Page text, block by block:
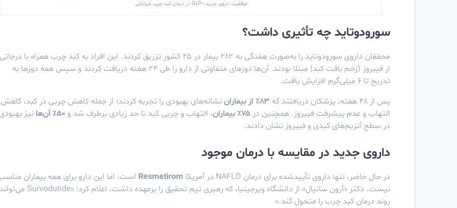
موفقیت داروی جدید GLP-1 در درمان کبد چرب غیرالکلی
سورودوتاید چه تأثیری داشت؟
محققان داروی سورودوتاید را به‌صورت هفتگی به ۲۸۲ بیمار در ۲۵ کشور تزریق کردند. این افراد به کبد چرب همراه با درجاتی
از فیبروز (زخم بافت کبد) مبتلا بودند. آن‌ها دوزهای متفاوتی از دارو را طی ۲۴ هفته دریافت کردند و سپس همه دوزها به
تدریج تا ۶ میلی‌گرم افزایش یافت.
پس از ۴۸ هفته، پزشکان دریافتند که
۸۳٪ از بیماران
نشانه‌های بهبودی را تجربه کردند؛ از جمله کاهش چربی در کبد، کاهش
التهاب و عدم پیشرفت فیبروز. همچنین در ۷۵٪ بیماران ، التهاب و چربی کبد تا حد زیادی برطرف شد و ۵۰٪ آن‌ها
نیز بهبودی
در سطح آنزیم‌های کبدی و فیبروز نشان دادند.
داروی جدید در مقایسه با درمان موجود
در حال حاضر، تنها داروی تأییدشده برای درمان NAFLD در آمریکا Resmetirom است. اما این دارو برای همه بیماران
نیست. دکتر «آرون سانیال» از دانشگاه ویرجینیا، که رهبری تیم تحقیق را برعهده داشت، اعلام کرد: «Survodutide می‌تواند
روند درمان کبد چرب را متحول کند.»